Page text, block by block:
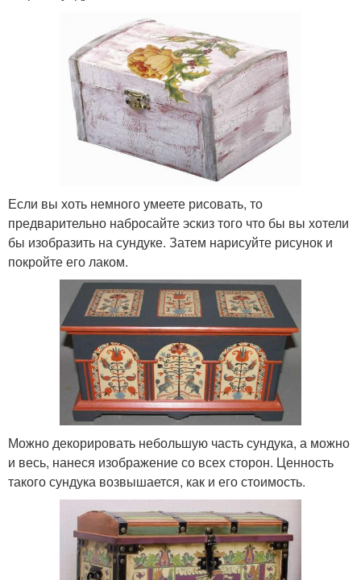
Если вы хоть немного умеете рисовать, то
предварительно набросайте эскиз того что бы вы хотели
бы изобразить на сундуке. Затем нарисуйте рисунок и
покройте его лаком.
Можно декорировать небольшую часть сундука, а можно
и весь, нанеся изображение со всех сторон. Ценность
такого сундука возвышается, как и его стоимость.